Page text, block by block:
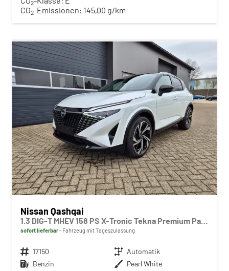
2
CO2-Emissionen: 145,00 g/km
Nissan Qashqai
1.3 DIG-T MHEV 158 PS X-Tronic Tekna Premium Paket 20"LM Teil-Leder PanoGlasdach Klimaautomatik Sitzheizung Lenkradheizung Navi Head-Up Display elektr. Heckklappe ACC PDC v+h 360°Kamera DAB Bluetooth Touchscreen Apple CarPlay Android Auto
sofort lieferbar Fahrzeug mit Tageszulassung
Fahrzeugnr. 17150 Getriebe Automatik
Kraftstoff Benzin Außenfarbe Pearl White